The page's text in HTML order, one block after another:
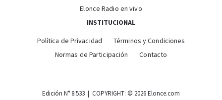
Elonce Radio en vivo
INSTITUCIONAL
Política de Privacidad
Términos y Condiciones
Normas de Participación
Contacto
Edición N° 8.533 | COPYRIGHT: © 2026 Elonce.com